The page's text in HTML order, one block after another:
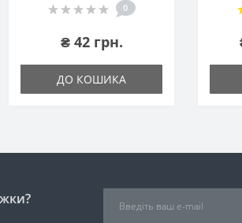
0
₴ 42 грн.
ДО КОШИКА